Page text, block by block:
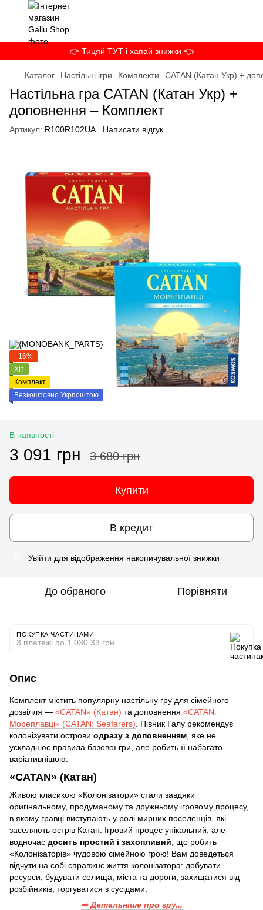
👉 Тицяй ТУТ і хапай знижки 👈
Каталог Настільні ігри Комплекти CATAN (Катан Укр) +
Настільна гра CATAN (Катан Укр) +
доповнення – Комплект
Артикул: R100R102UA Написати відгук
−16%
Хіт
Комплект
Безкоштовно Укрпоштою
В наявності
3 091 грн 3 680 грн
Купити
В кредит
Увійти для відображення накопичувальної знижки
До обраного Порівняти
ПОКУПКА ЧАСТИНАМИ
3 платежі по 1 030.33 грн
Опис
Комплект містить популярну настільну гру для сімейного
дозвілля — «CATAN» (Катан) та доповнення «CATAN:
Мореплавці» (CATAN: Seafarers) . Півник Галу рекомендує
колонізувати острови одразу з доповненням , яке не
ускладнює правила базової гри, але робить її набагато
варіативнішою.
«CATAN» (Катан)
Живою класикою «Колонізатори» стали завдяки
оригінальному, продуманому та дружньому ігровому процесу,
в якому гравці виступають у ролі мирних поселенців, які
заселяють острів Катан. Ігровий процес унікальний, але
водночас досить простий і захопливий , що робить
«Колонізаторів» чудовою сімейною грою! Вам доведеться
відчути на собі справжнє життя колонізатора: добувати
ресурси, будувати селища, міста та дороги, захищатися від
розбійників, торгуватися з сусідами.
➡ Детальніше про гру...